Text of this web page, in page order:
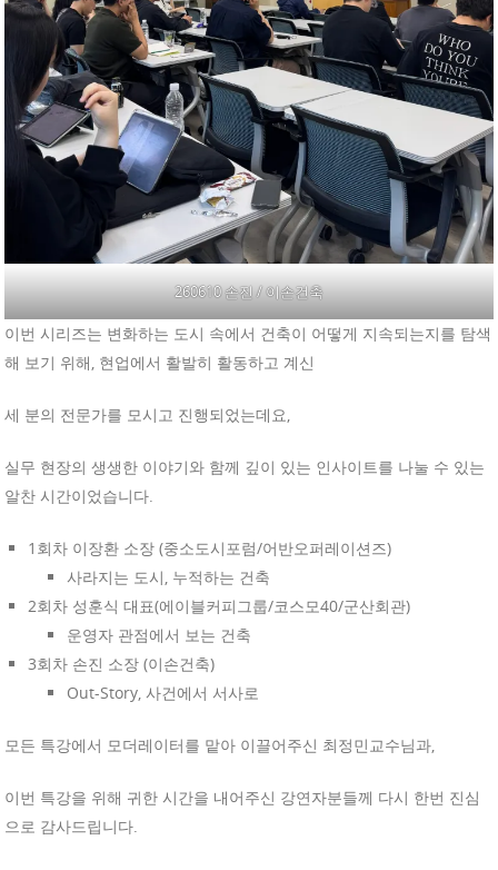
260610 손진 / 이손건축
이번 시리즈는 변화하는 도시 속에서 건축이 어떻게 지속되는지를 탐색
해 보기 위해, 현업에서 활발히 활동하고 계신
세 분의 전문가를 모시고 진행되었는데요,
실무 현장의 생생한 이야기와 함께 깊이 있는 인사이트를 나눌 수 있는
알찬 시간이었습니다.
1회차 이장환 소장 (중소도시포럼/어반오퍼레이션즈)
사라지는 도시, 누적하는 건축
2회차 성훈식 대표(에이블커피그룹/코스모40/군산회관)
운영자 관점에서 보는 건축
3회차 손진 소장 (이손건축)
Out-Story, 사건에서 서사로
모든 특강에서 모더레이터를 맡아 이끌어주신 최정민교수님과,
이번 특강을 위해 귀한 시간을 내어주신 강연자분들께 다시 한번 진심
으로 감사드립니다.